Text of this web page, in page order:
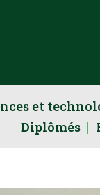
et
Diplômés